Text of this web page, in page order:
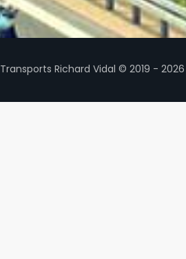
Transports Richard Vidal © 2019 - 2026